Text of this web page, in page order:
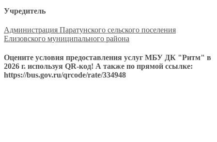
Учредитель
Администрация Паратунского сельского поселения
Елизовского муниципального района
Оцените условия предоставления услуг МБУ ДК "Ритм" в
2026 г. используя QR-код! А также по прямой ссылке:
https://bus.gov.ru/qrcode/rate/334948